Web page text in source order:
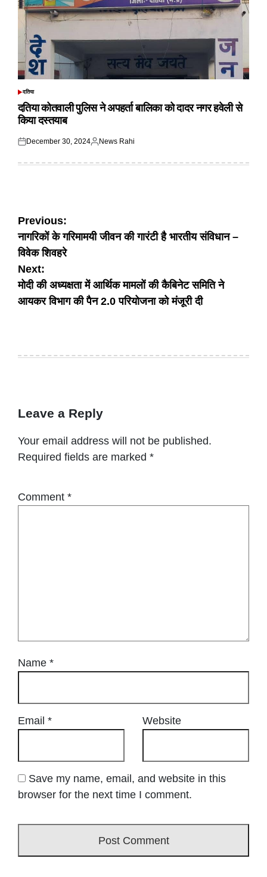
POSTED
दतिया
दतिया कोतवाली पुलिस ने अपहर्ता बालिका को दादर नगर हवेली से
किया दस्तयाब
Posted
December 30, 2024
Posted
News Rahi
Post
navigation
Previous:
नागरिकों के गरिमामयी जीवन की गारंटी है भारतीय संविधान –
विवेक शिवहरे
Next:
मोदी की अध्यक्षता में आर्थिक मामलों की कैबिनेट समिति ने
आयकर विभाग की पैन 2.0 परियोजना को मंजूरी दी
Leave a Reply
Your email address will not be published.
Required fields are marked *
Comment *
Name *
Email * Website
Save my name, email, and website in this
browser for the next time I comment.